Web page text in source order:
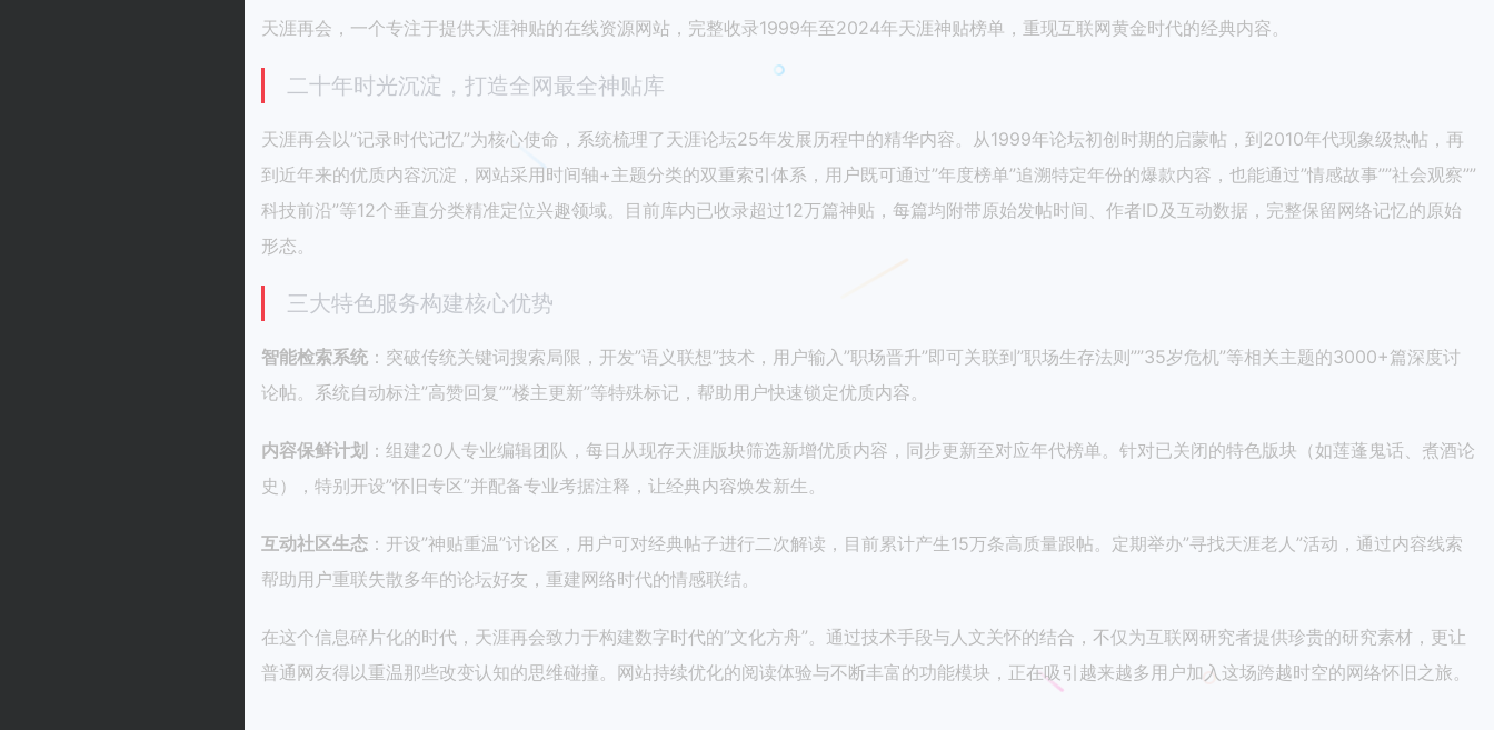
天涯再会，一个专注于提供天涯神贴的在线资源网站，完整收录1999年至2024年天涯神贴榜单，重现互联网黄金时代的经典内容。
二十年时光沉淀，打造全网最全神贴库
天涯再会以”记录时代记忆”为核心使命，系统梳理了天涯论坛25年发展历程中的精华内容。从1999年论坛初创时期的启蒙帖，到2010年代现象级热帖，再
到近年来的优质内容沉淀，网站采用时间轴+主题分类的双重索引体系，用户既可通过”年度榜单”追溯特定年份的爆款内容，也能通过”情感故事””社会观察””
科技前沿”等12个垂直分类精准定位兴趣领域。目前库内已收录超过12万篇神贴，每篇均附带原始发帖时间、作者ID及互动数据，完整保留网络记忆的原始
形态。
三大特色服务构建核心优势
智能检索系统 ：突破传统关键词搜索局限，开发”语义联想”技术，用户输入”职场晋升”即可关联到”职场生存法则””35岁危机”等相关主题的3000+篇深度讨
论帖。系统自动标注”高赞回复””楼主更新”等特殊标记，帮助用户快速锁定优质内容。
内容保鲜计划 ：组建20人专业编辑团队，每日从现存天涯版块筛选新增优质内容，同步更新至对应年代榜单。针对已关闭的特色版块（如莲蓬鬼话、煮酒论
史），特别开设”怀旧专区”并配备专业考据注释，让经典内容焕发新生。
互动社区生态 ：开设”神贴重温”讨论区，用户可对经典帖子进行二次解读，目前累计产生15万条高质量跟帖。定期举办”寻找天涯老人”活动，通过内容线索
帮助用户重联失散多年的论坛好友，重建网络时代的情感联结。
在这个信息碎片化的时代，天涯再会致力于构建数字时代的”文化方舟”。通过技术手段与人文关怀的结合，不仅为互联网研究者提供珍贵的研究素材，更让
普通网友得以重温那些改变认知的思维碰撞。网站持续优化的阅读体验与不断丰富的功能模块，正在吸引越来越多用户加入这场跨越时空的网络怀旧之旅。